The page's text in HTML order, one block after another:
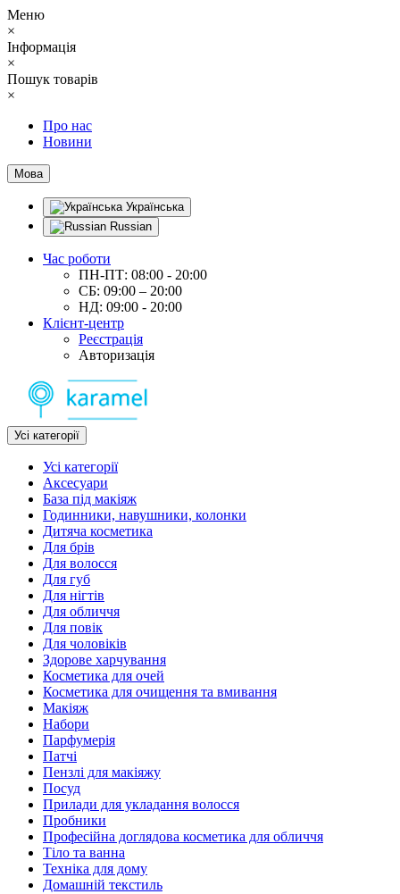
Меню
×
Інформація
×
Пошук товарів
×
Про нас
Новини
Мова
Українська
Russian
Час роботи
ПН-ПТ: 08:00 - 20:00
СБ: 09:00 – 20:00
НД: 09:00 - 20:00
Клієнт-центр
Реєстрація
Авторизація
Усі категорії
Усі категорії
Аксесуари
База під макіяж
Годинники, навушники, колонки
Дитяча косметика
Для брів
Для волосся
Для губ
Для нігтів
Для обличчя
Для повік
Для чоловіків
Здорове харчування
Косметика для очей
Косметика для очищення та вмивання
Макіяж
Набори
Парфумерія
Патчі
Пензлі для макіяжу
Посуд
Прилади для укладання волосся
Пробники
Професійна доглядова косметика для обличчя
Тіло та ванна
Техніка для дому
Домашній текстиль